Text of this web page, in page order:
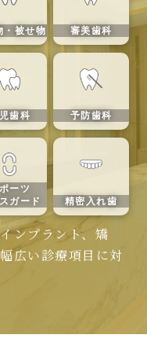
ンプラント、矯
広い診療項目に対
・被せ物 審美歯科
歯科 予防歯科
ーツ
ガード
精密入れ歯